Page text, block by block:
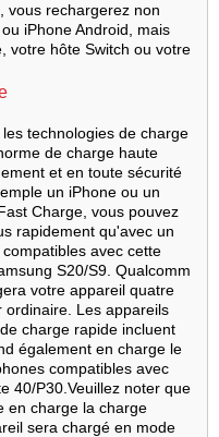
vous rechargerez non
iPhone Android, mais
votre hôte Switch ou votre
technologies de charge
de charge haute
et en toute sécurité
un iPhone ou un
Charge, vous pouvez
rapidement qu'avec un
avec cette
S20/S9. Qualcomm
votre appareil quatre
Les appareils
charge rapide incluent
également en charge le
compatibles avec
40/P30. Veuillez noter que
en charge la charge
sera chargé en mode